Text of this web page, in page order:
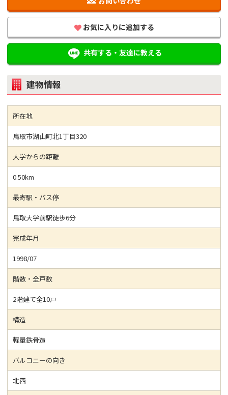
お気に入りに追加する
共有する・友達に教える
建物情報
所在地
鳥取市湖山町北1丁目320
大学からの距離
0.50km
最寄駅・バス停
鳥取大学前駅徒歩6分
完成年月
1998/07
階数・全戸数
2階建て全10戸
構造
軽量鉄骨造
バルコニーの向き
北西